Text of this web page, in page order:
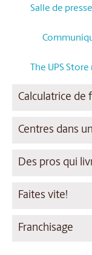
Salle de presse
The UPS
Calculatrice de
Centres dans
Des pros qui
Faites vite!
Franchisage